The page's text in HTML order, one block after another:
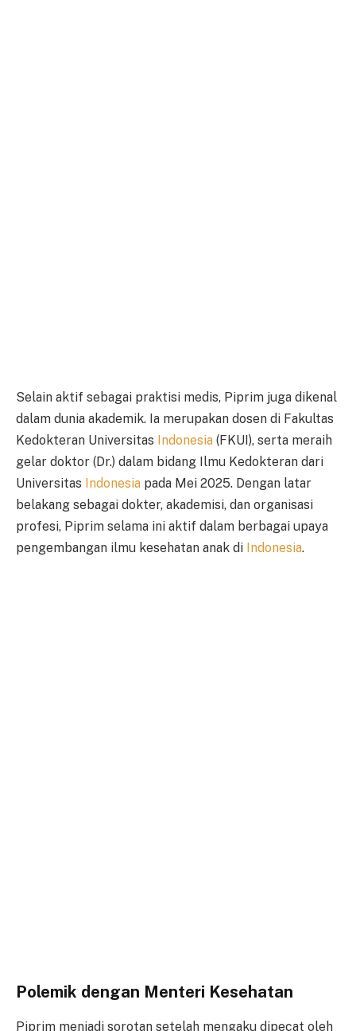
Selain aktif sebagai praktisi medis, Piprim juga dikenal
dalam dunia akademik. Ia merupakan dosen di Fakultas
Kedokteran Universitas Indonesia (FKUI), serta meraih
gelar doktor (Dr.) dalam bidang Ilmu Kedokteran dari
Universitas Indonesia pada Mei 2025. Dengan latar
belakang sebagai dokter, akademisi, dan organisasi
profesi, Piprim selama ini aktif dalam berbagai upaya
pengembangan ilmu kesehatan anak di Indonesia.
Polemik dengan Menteri Kesehatan
Piprim menjadi sorotan setelah mengaku dipecat oleh